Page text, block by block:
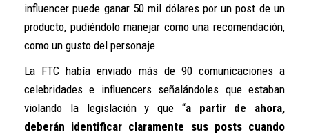
influencer puede ganar 50 mil dólares por un post de un
producto, pudiéndolo manejar como una recomendación,
como un gusto del personaje.
La FTC había enviado más de 90 comunicaciones a
celebridades e influencers señalándoles que estaban
violando la legislación y que “a partir de ahora,
deberán identificar claramente sus posts cuando